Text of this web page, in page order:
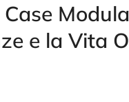
e la Vita